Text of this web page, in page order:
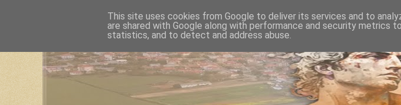
This site uses cookies from Google to deliver its services and to
are shared with Google along with performance and security metrics
statistics, and to detect and address abuse.